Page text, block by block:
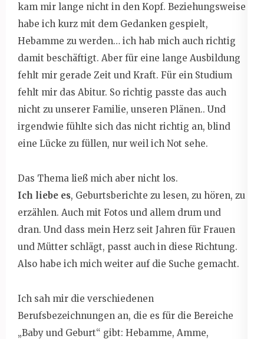
kam mir lange nicht in den Kopf. Beziehungsweise
habe ich kurz mit dem Gedanken gespielt,
Hebamme zu werden… ich hab mich auch richtig
damit beschäftigt. Aber für eine lange Ausbildung
fehlt mir gerade Zeit und Kraft. Für ein Studium
fehlt mir das Abitur. So richtig passte das auch
nicht zu unserer Familie, unseren Plänen.. Und
irgendwie fühlte sich das nicht richtig an, blind
eine Lücke zu füllen, nur weil ich Not sehe.
Das Thema ließ mich aber nicht los.
Ich liebe es, Geburtsberichte zu lesen, zu hören, zu
erzählen. Auch mit Fotos und allem drum und
dran. Und dass mein Herz seit Jahren für Frauen
und Mütter schlägt, passt auch in diese Richtung.
Also habe ich mich weiter auf die Suche gemacht.
Ich sah mir die verschiedenen
Berufsbezeichnungen an, die es für die Bereiche
„Baby und Geburt“ gibt: Hebamme, Amme,